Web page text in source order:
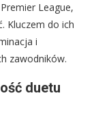
League,
Kluczem do ich
i
zawodników.
duetu